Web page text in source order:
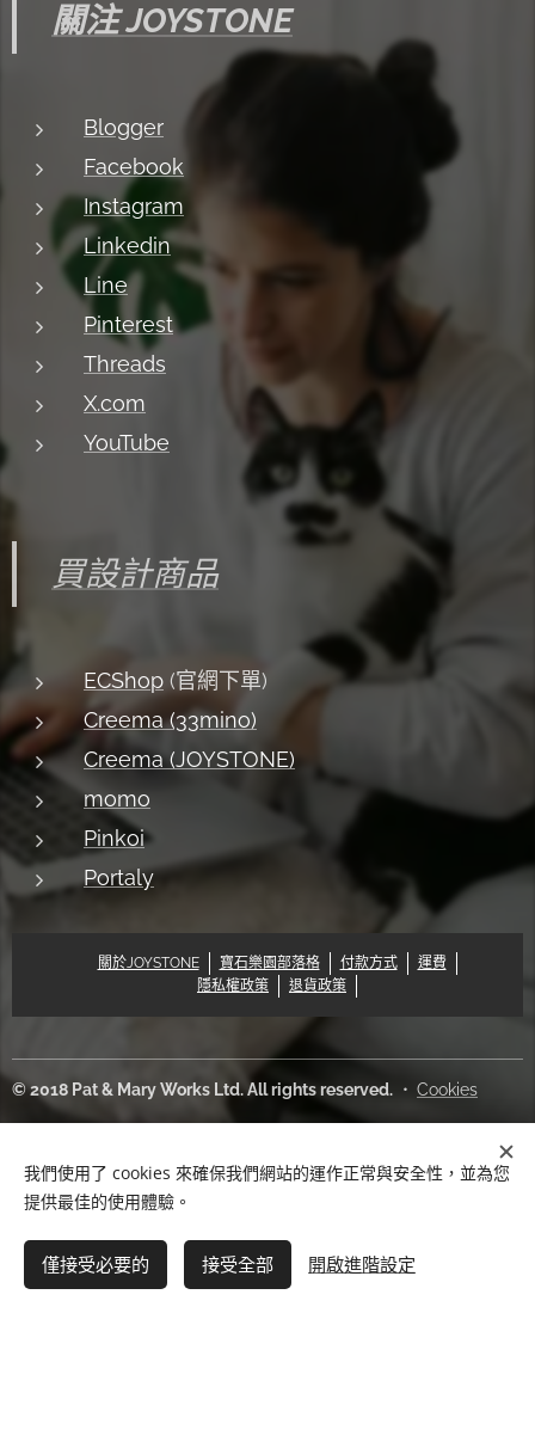
缺貨
關注 JOYSTONE
Blogger
Facebook
Instagram
Linkedin
Line
Pinterest
Threads
X.com
YouTube
買設計商品
ECShop (官網下單)
Creema (33mino)
Creema (JOYSTONE)
momo
Pinkoi
Portaly
關於JOYSTONE 寶石樂園部落格 付款方式
運費
隱私權政策
退貨政策
© 2018 Pat & Mary Works Ltd. All rights reserved. Cookies
中文 (繁體)
English
我們使用了 cookies 來確保我們網站的運作正常與安全性，並為您
提供最佳的使用體驗。
僅接受必要的 接受全部 開啟進階設定